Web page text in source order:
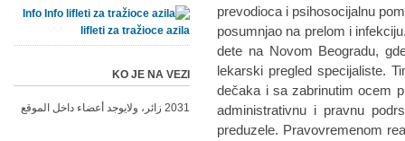
prevodioca i psihosocijalnu
posumnjao na prelom i
dete na Novom Beogradu,
lekarski pregled specijaliste.
dečaka i sa zabrinutim ocem
administrativnu i pravnu
preduzele. Pravovremenom
Info
lifleti za tražioce azila
KO JE NA VEZI
2031 زائر، ولايوجد أعضاء داخل الموقع